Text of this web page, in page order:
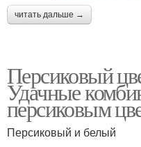
читать дальше →
Персиковый
Удачные
персиковым
Персиковый и белый